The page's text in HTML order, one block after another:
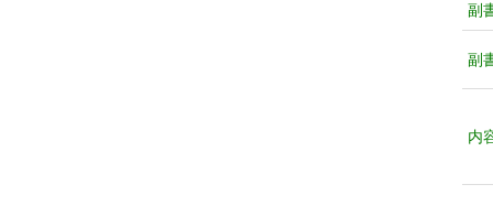
副
副
内